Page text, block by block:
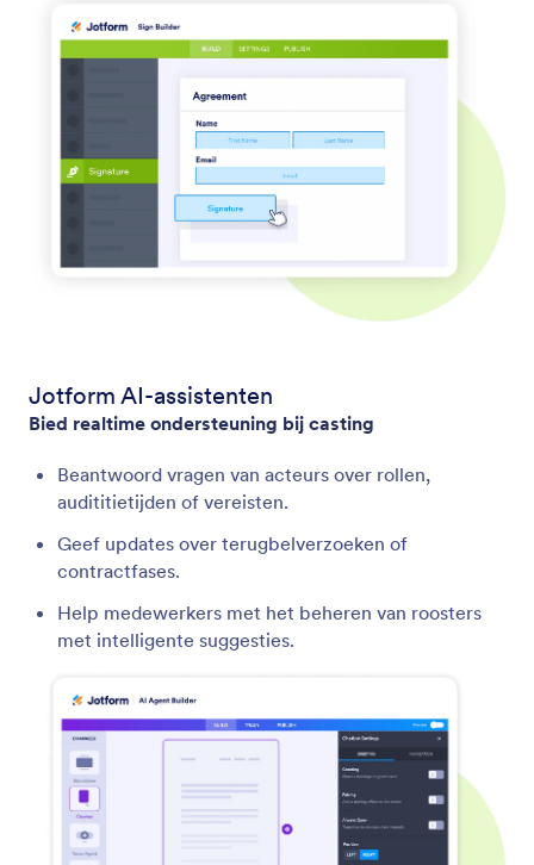
Jotform AI-assistenten
Bied realtime ondersteuning bij casting
Beantwoord vragen van acteurs over rollen,
audititietijden of vereisten.
Geef updates over terugbelverzoeken of
contractfases.
Help medewerkers met het beheren van roosters
met intelligente suggesties.